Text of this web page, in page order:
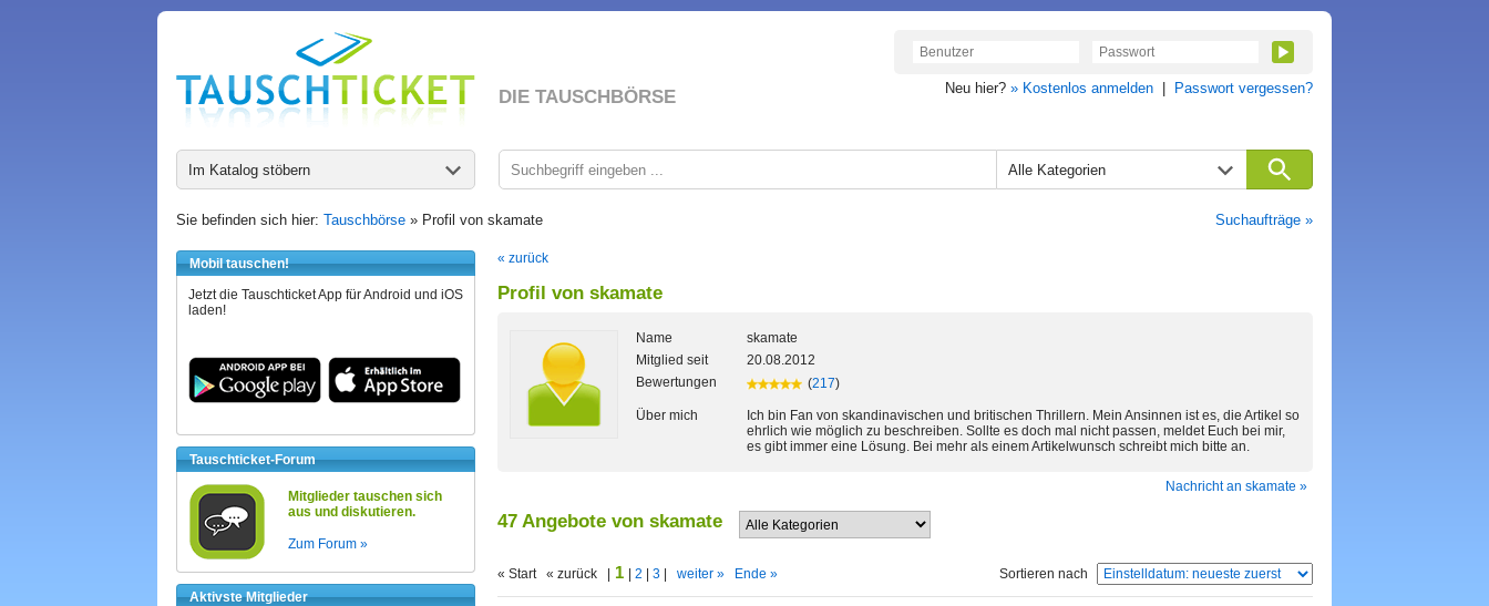
DIE TAUSCHBÖRSE Neu hier? » Kostenlos anmelden Passwort vergessen?
Im Katalog stöbern Alle Kategorien
Sie befinden sich hier: Tauschbörse » Profil von skamate Suchaufträge »
Mobil tauschen!
Jetzt die Tauschticket App für Android und iOS
laden!
Tauschticket-Forum
Mitglieder tauschen sich
aus und diskutieren.
Zum Forum »
Aktivste Mitglieder
« zurück
Profil von skamate
Name
skamate
Mitglied seit
20.08.2012
Bewertungen
(217)
Über mich
Ich bin Fan von skandinavischen und britischen Thrillern. Mein Ansinnen ist es, die Artikel so
ehrlich wie möglich zu beschreiben. Sollte es doch mal nicht passen, meldet Euch bei mir,
es gibt immer eine Lösung. Bei mehr als einem Artikelwunsch schreibt mich bitte an.
Nachricht an skamate »
47 Angebote von skamate
« Start « zurück | 1 2 3 weiter » Ende » Sortieren nach